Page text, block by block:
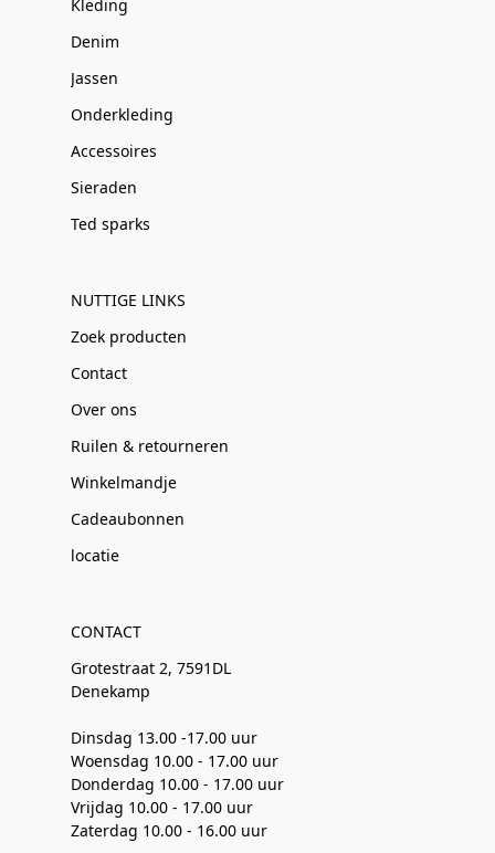
Kleding
Denim
Jassen
Onderkleding
Accessoires
Sieraden
Ted sparks
NUTTIGE LINKS
Zoek producten
Contact
Over ons
Ruilen & retourneren
Winkelmandje
Cadeaubonnen
locatie
CONTACT
Grotestraat 2, 7591DL
Denekamp
Dinsdag 13.00 -17.00 uur
Woensdag 10.00 - 17.00 uur
Donderdag 10.00 - 17.00 uur
Vrijdag 10.00 - 17.00 uur
Zaterdag 10.00 - 16.00 uur